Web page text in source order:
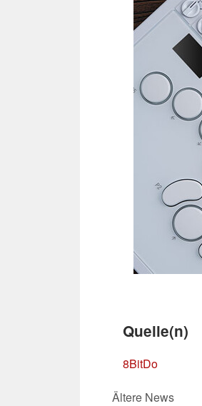
Quelle(n)
8BitDo
Ältere News